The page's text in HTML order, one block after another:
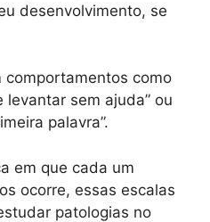
desenvolvimento, se
comportamentos como
levantar sem ajuda” ou
palavra”.
em que cada um
ocorre, essas escalas
patologias no